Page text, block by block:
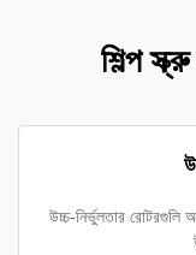
শিল্প
উচ্চ-নির্ভুলতার রোটরগুলি